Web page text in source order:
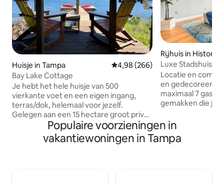
Huisje in Tampa Gemiddelde beoordeling van
4,98 (266)
Bay Lake Cottage
Je hebt het hele huisje van 500
vierkante voet en een eigen ingang,
terras/dok, helemaal voor jezelf.
Gelegen aan een 15 hectare groot privé-
ski-meer. Toegang met toegangscode,
privéparkeerplaats. 1 kingsize bed, 1 bad,
queensize slaapbank,
Rijhuis in Historic
Luxe Stadshuis - Tampa/Hyde
Park/Amalie/Bucs
Locatie en
en gedecoreerd
maximaal 7
gemakken die je
het allerbeste wat
Downtown te
locatie op slechts
Populaire voorzieningen in
vakantiewoningen in Tampa